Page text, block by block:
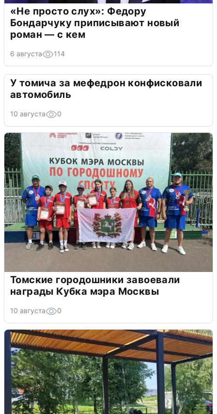
«Не просто слух»: Федору
Бондарчуку приписывают новый
роман — с кем
6 августа 114
У томича за мефедрон конфисковали
автомобиль
10 августа 0
Томские городошники завоевали
награды Кубка мэра Москвы
10 августа 0